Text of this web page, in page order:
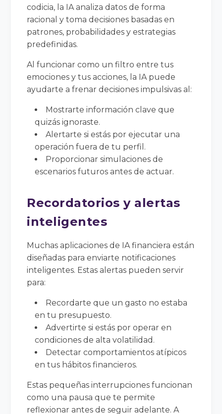
codicia, la IA analiza datos de forma
racional y toma decisiones basadas en
patrones, probabilidades y estrategias
predefinidas.
Al funcionar como un filtro entre tus
emociones y tus acciones, la IA puede
ayudarte a frenar decisiones impulsivas al:
Mostrarte información clave que
quizás ignoraste.
Alertarte si estás por ejecutar una
operación fuera de tu perfil.
Proporcionar simulaciones de
escenarios futuros antes de actuar.
Recordatorios y alertas
inteligentes
Muchas aplicaciones de IA financiera están
diseñadas para enviarte notificaciones
inteligentes. Estas alertas pueden servir
para:
Recordarte que un gasto no estaba
en tu presupuesto.
Advertirte si estás por operar en
condiciones de alta volatilidad.
Detectar comportamientos atípicos
en tus hábitos financieros.
Estas pequeñas interrupciones funcionan
como una pausa que te permite
reflexionar antes de seguir adelante. A